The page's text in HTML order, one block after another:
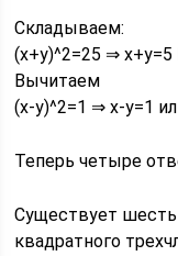
Складываем:
(x+y)^2=25 ⇒ x+y=5
Вычитаем
(x-y)^2=1 ⇒ x-y=1
Теперь четыре
Существует шесть
квадратного